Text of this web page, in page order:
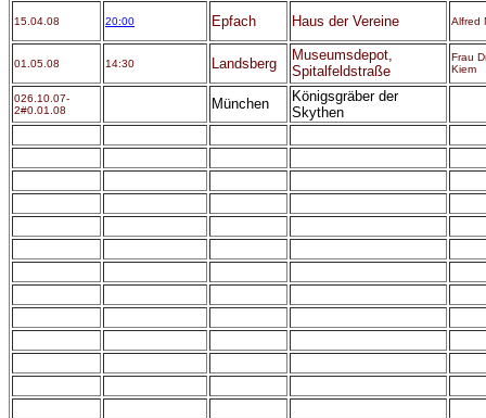
15.04.08 20:00 Epfach Haus der Vereine Alfred
01.05.08 14:30 Landsberg
Museumsdepot,
Spitalfeldstraße
Frau
Kiem
026.10.07-
2#0.01.08
München
Königsgräber der
Skythen